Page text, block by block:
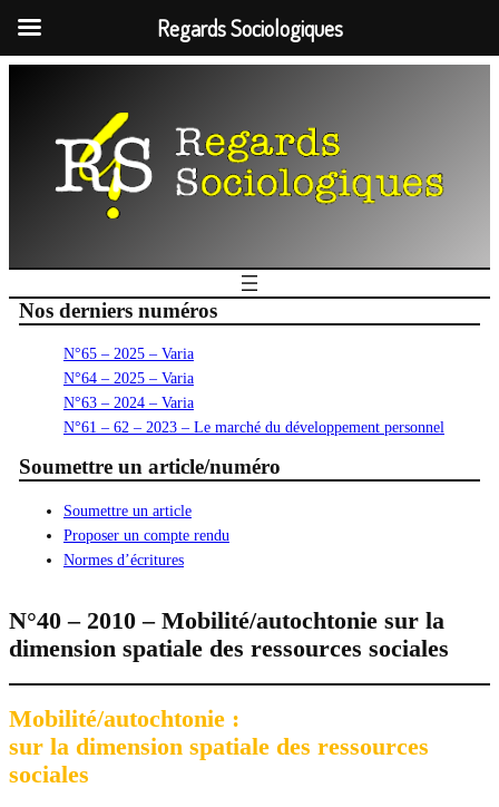
Nos derniers numéros
N°65 – 2025 – Varia
N°64 – 2025 – Varia
N°63 – 2024 – Varia
N°61 – 62 – 2023 – Le marché du développement personnel
Soumettre un article/numéro
Soumettre un article
Proposer un compte rendu
Normes d’écritures
N°40 – 2010 – Mobilité/autochtonie sur la
dimension spatiale des ressources sociales
Mobilité/autochtonie :
sur la dimension spatiale des ressources
sociales
Regards Sociologiques